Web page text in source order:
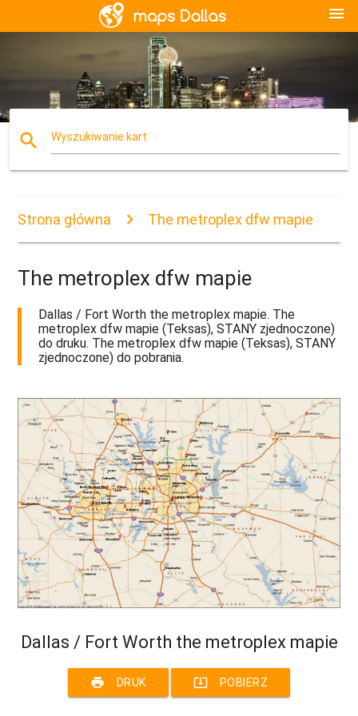
menu
search Wyszukiwanie kart
Strona główna The metroplex dfw mapie
The metroplex dfw mapie
Dallas / Fort Worth the metroplex mapie. The
metroplex dfw mapie (Teksas), STANY zjednoczone)
do druku. The metroplex dfw mapie (Teksas), STANY
zjednoczone) do pobrania.
Dallas / Fort Worth the metroplex mapie
print DRUK system_update_alt POBIERZ